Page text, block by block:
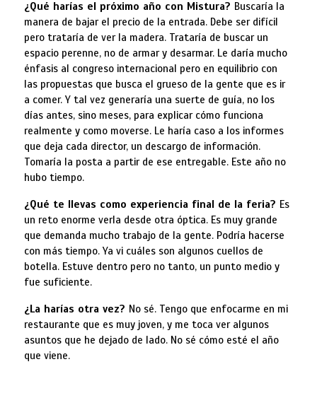
¿Qué harías el próximo año con Mistura? Buscaría la
manera de bajar el precio de la entrada. Debe ser difícil
pero trataría de ver la madera. Trataría de buscar un
espacio perenne, no de armar y desarmar. Le daría mucho
énfasis al congreso internacional pero en equilibrio con
las propuestas que busca el grueso de la gente que es ir
a comer. Y tal vez generaría una suerte de guía, no los
días antes, sino meses, para explicar cómo funciona
realmente y como moverse. Le haría caso a los informes
que deja cada director, un descargo de información.
Tomaría la posta a partir de ese entregable. Este año no
hubo tiempo.
¿Qué te llevas como experiencia final de la feria? Es
un reto enorme verla desde otra óptica. Es muy grande
que demanda mucho trabajo de la gente. Podría hacerse
con más tiempo. Ya vi cuáles son algunos cuellos de
botella. Estuve dentro pero no tanto, un punto medio y
fue suficiente.
¿La harías otra vez? No sé. Tengo que enfocarme en mi
restaurante que es muy joven, y me toca ver algunos
asuntos que he dejado de lado. No sé cómo esté el año
que viene.